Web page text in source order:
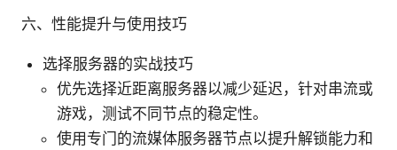
六、性能提升与使用技巧
选择服务器的实战技巧
优先选择近距离服务器以减少延迟，针对串流或
游戏，测试不同节点的稳定性。
使用专门的流媒体服务器节点以提升解锁能力和